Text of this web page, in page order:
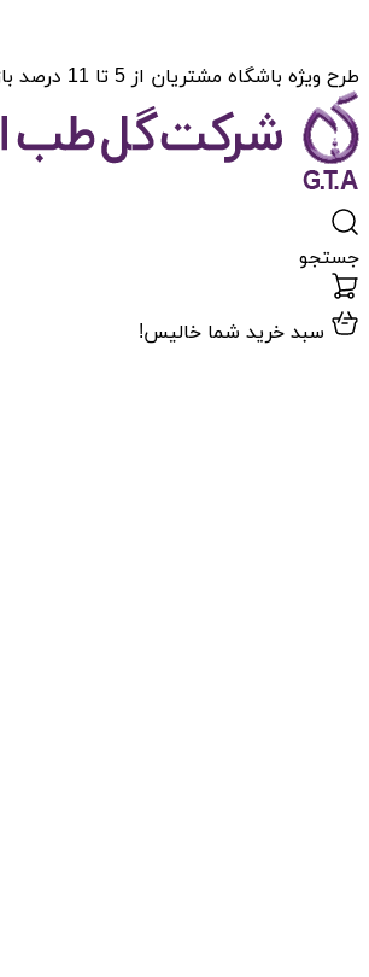
طرح ویژه باشگاه مشتریان از 5 تا 11 درصد بازگشت وجه، بسته به میزان خریدتان.
جستجو
سبد خرید شما خالیس!